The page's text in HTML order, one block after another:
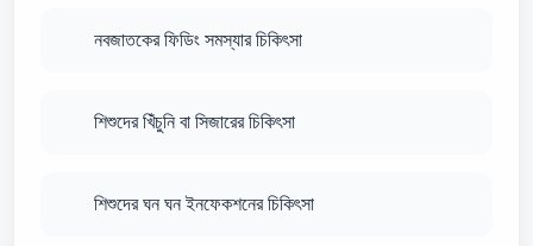
নবজাতকের ফিডিং সমস্যার চিকিৎসা
শিশুদের খিঁচুনি বা সিজারের চিকিৎসা
শিশুদের ঘন ঘন ইনফেকশনের চিকিৎসা